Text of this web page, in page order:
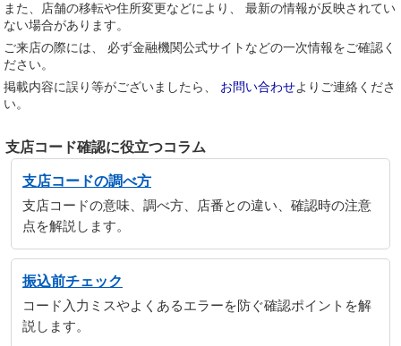
また、店舗の移転や住所変更などにより、 最新の情報が反映されてい
ない場合があります。
ご来店の際には、 必ず金融機関公式サイトなどの一次情報をご確認く
ださい。
掲載内容に誤り等がございましたら、 お問い合わせよりご連絡くださ
い。
支店コード確認に役立つコラム
支店コードの調べ方
支店コードの意味、調べ方、店番との違い、確認時の注意
点を解説します。
振込前チェック
コード入力ミスやよくあるエラーを防ぐ確認ポイントを解
説します。